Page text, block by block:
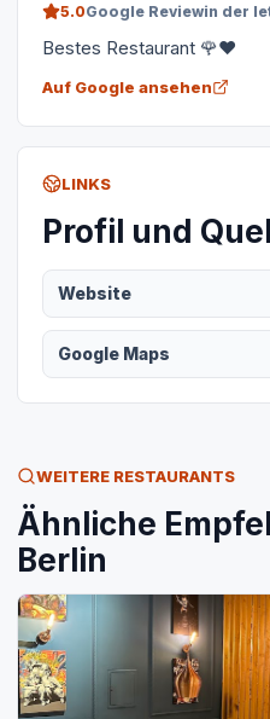
5.0Google Reviewin der
Bestes Restaurant 🌹❤️
Auf Google ansehen
LINKS
Profil und
Website
Google Maps
WEITERE RESTAURANTS
Ähnliche
Berlin